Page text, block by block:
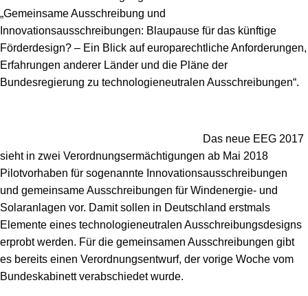
Schriften zum Umweltenergierecht
„Gemeinsame Ausschreibung und
Innovationsausschreibungen: Blaupause für das künftige
Förderdesign? – Ein Blick auf europarechtliche Anforderungen,
Erfahrungen anderer Länder und die Pläne der
Bundesregierung zu technologieneutralen Ausschreibungen“.
Das neue EEG 2017
sieht in zwei Verordnungsermächtigungen ab Mai 2018
Pilotvorhaben für sogenannte Innovationsausschreibungen
und gemeinsame Ausschreibungen für Windenergie- und
Solaranlagen vor. Damit sollen in Deutschland erstmals
Elemente eines technologieneutralen Ausschreibungsdesigns
erprobt werden. Für die gemeinsamen Ausschreibungen gibt
es bereits einen Verordnungsentwurf, der vorige Woche vom
Bundeskabinett verabschiedet wurde.